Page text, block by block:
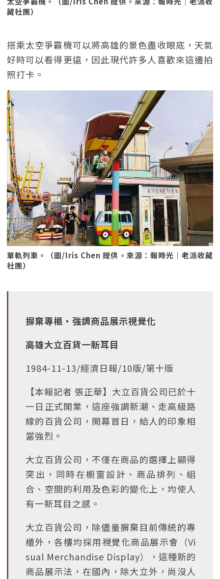
藏社團）
搭乘太空爭霸機可以將高雄的景色盡收眼底，天氣
好時可以看得更遠，因此現代許多人喜歡來這邊拍
照打卡。
單軌列車。（圖/Iris Chen 提供。來源：報時光｜老派收藏
社團）
摒棄專櫃‧強調商品展示視覺化
高雄大立百貨一新耳目
1984-11-13/經濟日報/10版/第十版
【本報記者 張正華】大立百貨公司已於十
一日正式開業，這座強調新潮、走高級路
線的百貨公司，開幕首日，給人的印象相
當強烈。
大立百貨公司，不僅在商品的選擇上顯得
突出，同時在櫥窗設計、商品排列、組
合、空間的利用及色彩的變化上，均使人
有一新耳目之感。
大立百貨公司，除儘量摒棄目前傳統的專
櫃外，各樓均採用視覺化商品展示會（Vi
sual Merchandise Display），這種新的
商品展示法，在國內，除大立外，尚沒人